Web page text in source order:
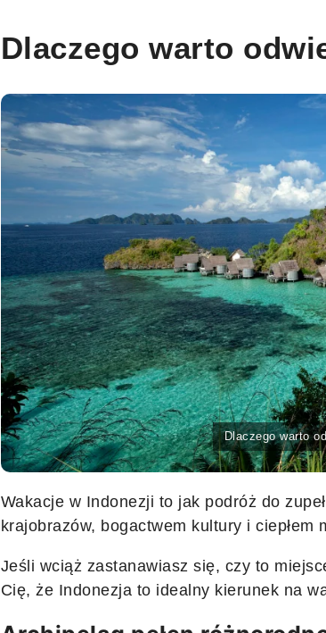
Dlaczego warto
Dlaczego warto
Wakacje w Indonezji to jak podróż do
krajobrazów, bogactwem kultury i ciepłem
Jeśli wciąż zastanawiasz się, czy to
Cię, że Indonezja to idealny kierunek na